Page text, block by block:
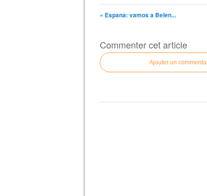
« Espana: vamos a Belen...
Commenter cet article
Ajouter un